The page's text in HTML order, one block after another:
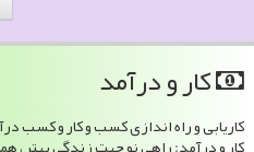
كار و درآمد
کاریابی و راه اندازی کسب و کار و کسب